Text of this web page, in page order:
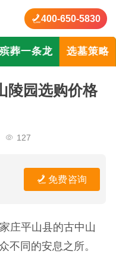
400-650-5830
葬一条龙 选墓策略
陵园选购价格
127
免费咨询
庄平山县的古中山
不同的安息之所。